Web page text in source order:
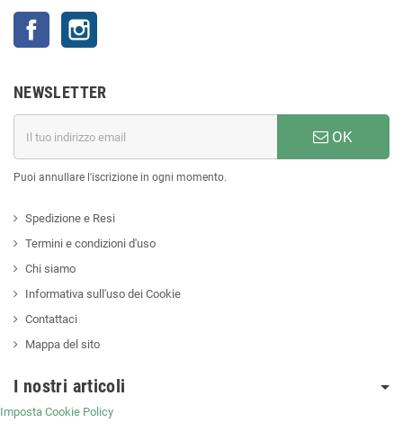
Facebook
NEWSLETTER
OK
Puoi annullare l'iscrizione in ogni momento.
Spedizione e Resi
Termini e condizioni d'uso
Chi siamo
Informativa sull'uso dei Cookie
Contattaci
Mappa del sito
I nostri articoli
Imposta Cookie Policy